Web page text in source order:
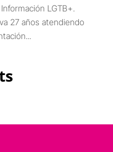
LGTB+.
27 años atendiendo